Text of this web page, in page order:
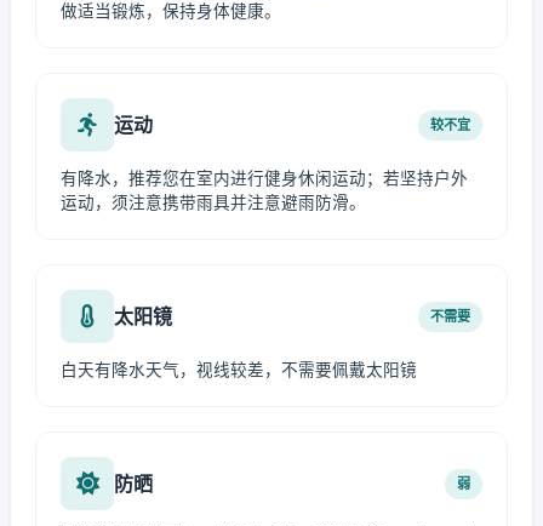
做适当锻炼，保持身体健康。
运动 较不宜
有降水，推荐您在室内进行健身休闲运动；若坚持户外
运动，须注意携带雨具并注意避雨防滑。
太阳镜 不需要
白天有降水天气，视线较差，不需要佩戴太阳镜
防晒 弱